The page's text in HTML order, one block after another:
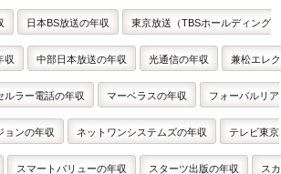
日本BS放送の年収 東京放送（TBSホールディング
収 中部日本放送の年収 光通信の年収 兼松エレク
ルラー電話の年収 マーベラスの年収 フォーバルリア
ョンの年収 ネットワンシステムズの年収 テレビ東京
スマートバリューの年収 スターツ出版の年収 スカ